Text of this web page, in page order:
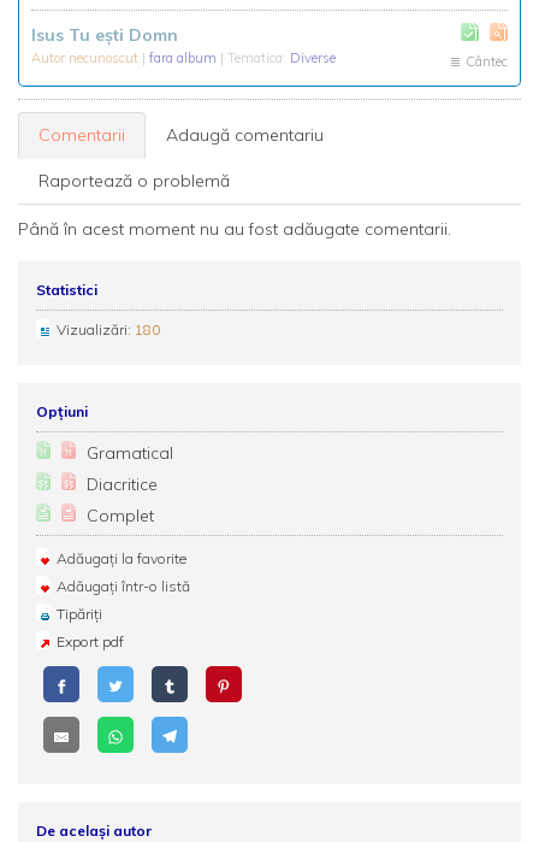
Isus Tu ești Domn
Autor necunoscut | fara album | Tematica: Diverse Cântec
Comentarii Adaugă comentariu
Raportează o problemă
Până în acest moment nu au fost adăugate comentarii.
Statistici
Vizualizări: 180
Opțiuni
Gramatical
Diacritice
Complet
Adăugați la favorite
Adăugați într-o listă
Tipăriți
Export pdf
De același autor